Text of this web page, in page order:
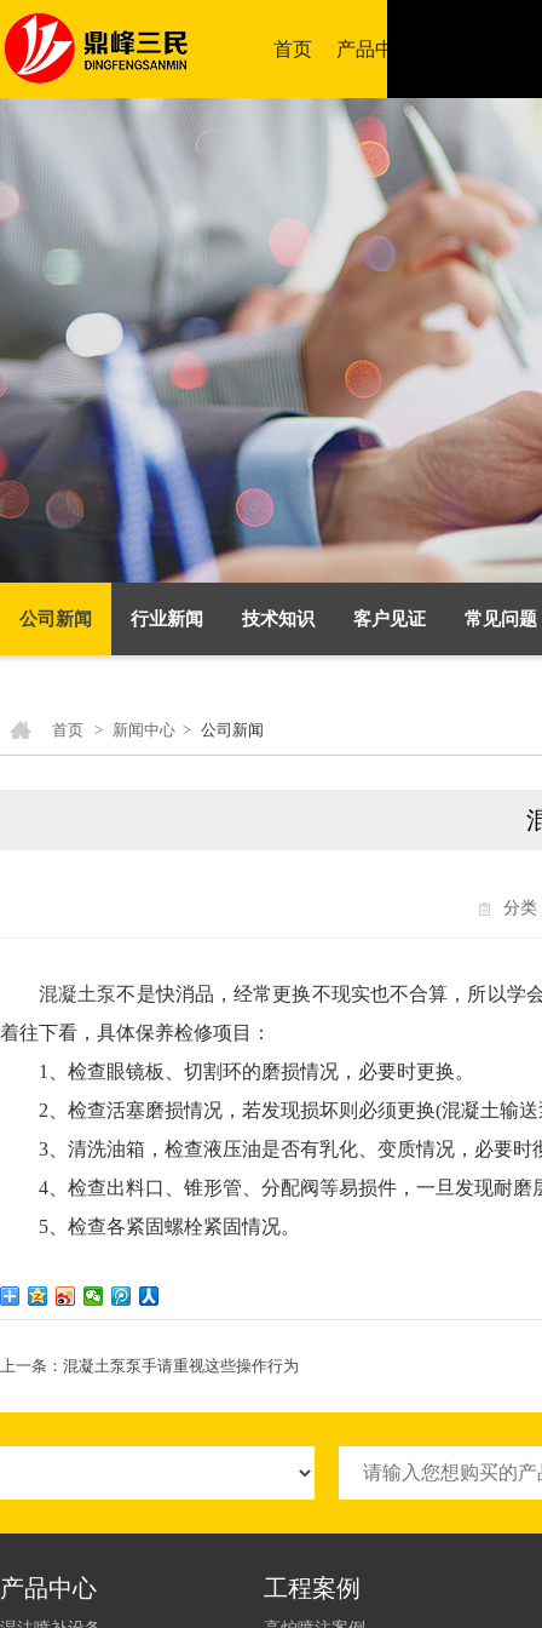
首页 产品中心
公司新闻 行业新闻 技术知识 客户见证 常见问题
首页 > 新闻中心 > 公司新闻
分类
混凝土泵不是快消品，经常更换不现实也不合算，所以学
着往下看，具体保养检修项目：
1、检查眼镜板、切割环的磨损情况，必要时更换。
2、检查活塞磨损情况，若发现损坏则必须更换(混凝土输
3、清洗油箱，检查液压油是否有乳化、变质情况，必要时
4、检查出料口、锥形管、分配阀等易损件，一旦发现耐
5、检查各紧固螺栓紧固情况。
上一条： 混凝土泵泵手请重视这些操作行为
产品中心 工程案例